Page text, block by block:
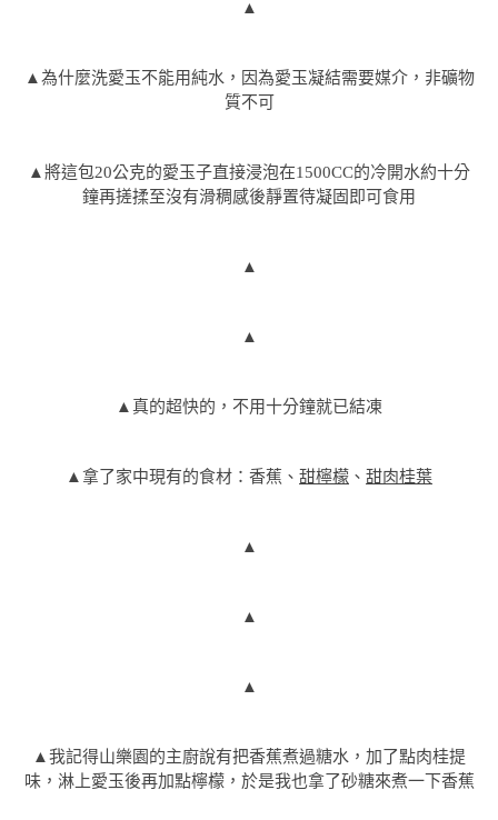
▲
▲為什麼洗愛玉不能用純水，因為愛玉凝結需要媒介，非礦物
質不可
▲將這包20公克的愛玉子直接浸泡在1500CC的冷開水約十分
鐘再搓揉至沒有滑稠感後靜置待凝固即可食用
▲
▲
▲真的超快的，不用十分鐘就已結凍
▲拿了家中現有的食材：香蕉、 甜檸檬 、 甜肉桂葉
▲
▲
▲
▲我記得山樂園的主廚說有把香蕉煮過糖水，加了點肉桂提
味，淋上愛玉後再加點檸檬，於是我也拿了砂糖來煮一下香蕉